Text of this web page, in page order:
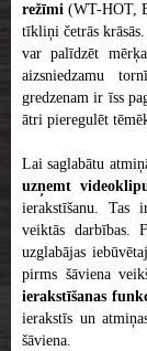
režīmi (WT-HOT,
tīkliņi četrās
var palīdzēt
aizsniedzamu
gredzenam ir īss
ātri pieregulēt
Lai saglabātu
uzņemt
ierakstīšanu. Tas
veiktās darbības.
uzglabājas
pirms šāviena
ierakstīšanas
ierakstīs un
šāviena.